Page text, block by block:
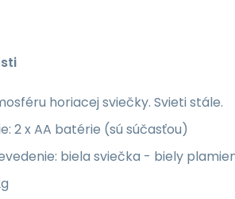
horiacej sviečky. Svieti stále.
2 x AA batérie (sú súčasťou)
biela sviečka - biely